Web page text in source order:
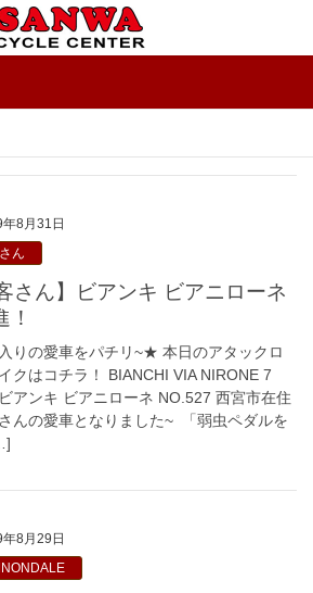
8月31日
ん
！
りの愛車をパチリ~★ 本日のアタックロ
クはコチラ！ BIANCHI VIA NIRONE 7
アンキ ビアニローネ NO.527 西宮市在住
んの愛車となりました~ 「弱虫ペダルを
8月29日